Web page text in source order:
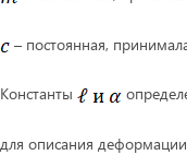
– постоянная,
Константы
для описания